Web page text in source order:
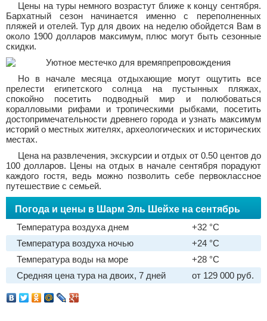
Цены на туры немного возрастут ближе к концу сентября.
Бархатный сезон начинается именно с переполненных
пляжей и отелей. Тур для двоих на неделю обойдется Вам в
около 1900 долларов максимум, плюс могут быть сезонные
скидки.
Но в начале месяца отдыхающие могут ощутить все
прелести египетского солнца на пустынных пляжах,
спокойно посетить подводный мир и полюбоваться
коралловыми рифами и тропическими рыбками, посетить
достопримечательности древнего города и узнать максимум
историй о местных жителях, археологических и исторических
местах.
Цена на развлечения, экскурсии и отдых от 0.50 центов до
100 долларов. Цены на отдых в начале сентября порадуют
каждого гостя, ведь можно позволить себе первоклассное
путешествие с семьей.
Погода и цены в Шарм Эль Шейхе на сентябрь
Температура воздуха днем
+32 °C
Температура воздуха ночью
+24 °C
Температура воды на море
+28 °C
Средняя цена тура на двоих, 7 дней
от 129 000 руб.